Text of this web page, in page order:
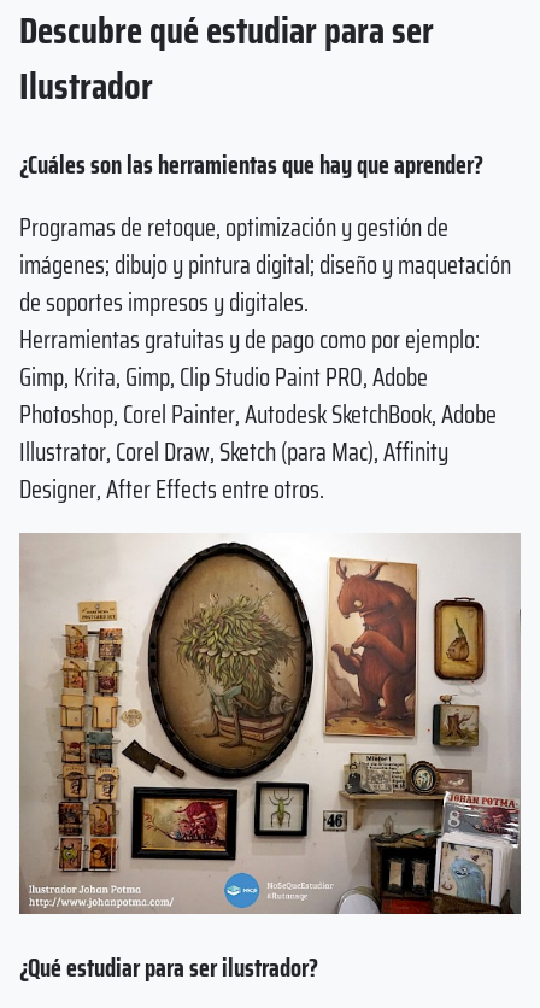
Descubre qué estudiar para ser
Ilustrador
¿Cuáles son las herramientas que hay que aprender?
Programas de retoque, optimización y gestión de
imágenes; dibujo y pintura digital; diseño y maquetación
de soportes impresos y digitales.
Herramientas gratuitas y de pago como por ejemplo:
Gimp, Krita, Gimp, Clip Studio Paint PRO, Adobe
Photoshop, Corel Painter, Autodesk SketchBook, Adobe
Illustrator, Corel Draw, Sketch (​para Mac​), Affinity
Designer, After Effects entre otros.
¿Qué estudiar para ser ilustrador?